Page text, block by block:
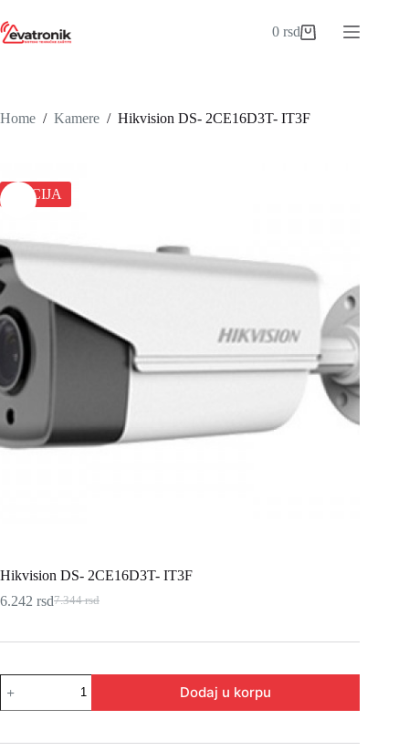
to
content
Shopping
0rsd
Home / Kamere / Hikvision DS- 2CE16D3T- IT3F
AKCIJA
Hikvision DS- 2CE16D3T- IT3F
7.344rsd
Originalna
je
7.344 rsd.
6.242 rsdTrenutna
je:
Hikvision
DS-
2CE16D3T-
količina
Dodaj u korpu